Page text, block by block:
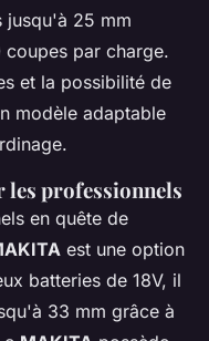
jusqu'à 25 mm
par charge.
et la possibilité de
modèle adaptable
les professionnels
en quête de
est une option
batteries de 18V, il
33 mm grâce à